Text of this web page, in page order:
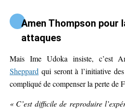
Amen Thompson pour
attaques
Mais Ime Udoka insiste, c’est
Sheppard qui seront à l’initiative
compliqué de compenser la perte de
« C’est difficile de reproduire